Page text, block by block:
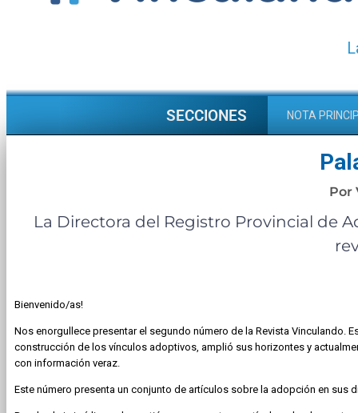
SECCIONES NOTA
Por
La Directora del Registro Provincial de
Bienvenido/as!
Nos enorgullece presentar el segundo número de la Revista Vinculando.
construcción de los vínculos adoptivos, amplió sus horizontes y
con información veraz.
Este número presenta un conjunto de artículos sobre la adopción en sus